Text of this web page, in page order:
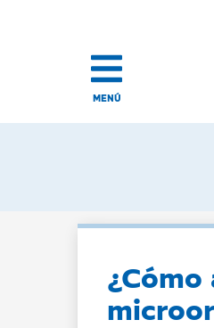
MENÚ